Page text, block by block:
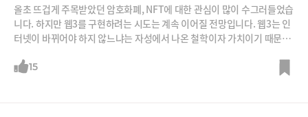
올초 뜨겁게 주목받았던 암호화폐, NFT에 대한 관심이 많이 수그러들었습
니다. 하지만 웹3를 구현하려는 시도는 계속 이어질 전망입니다. 웹3는 인
터넷이 바뀌어야 하지 않느냐는 자성에서 나온 철학이자 가치이기 때문입
버스-VR·AR 등의 관계를 국내 최고의 IT 트렌드 전문가인 김지현 SK 부사
15